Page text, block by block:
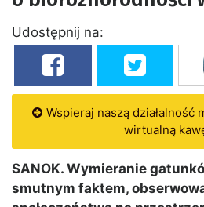
Udostępnij na:
Wspieraj naszą działalność
wirtualną
SANOK. Wymieranie
smutnym faktem,